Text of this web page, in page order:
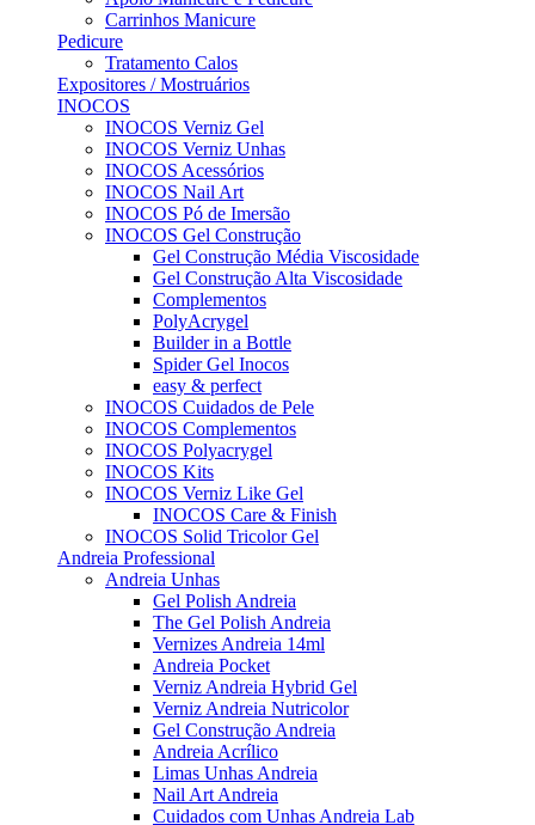
Carrinhos Manicure
Pedicure
Tratamento Calos
Expositores / Mostruários
INOCOS
INOCOS Verniz Gel
INOCOS Verniz Unhas
INOCOS Acessórios
INOCOS Nail Art
INOCOS Pó de Imersão
INOCOS Gel Construção
Gel Construção Média Viscosidade
Gel Construção Alta Viscosidade
Complementos
PolyAcrygel
Builder in a Bottle
Spider Gel Inocos
easy & perfect
INOCOS Cuidados de Pele
INOCOS Complementos
INOCOS Polyacrygel
INOCOS Kits
INOCOS Verniz Like Gel
INOCOS Care & Finish
INOCOS Solid Tricolor Gel
Andreia Professional
Andreia Unhas
Gel Polish Andreia
The Gel Polish Andreia
Vernizes Andreia 14ml
Andreia Pocket
Verniz Andreia Hybrid Gel
Verniz Andreia Nutricolor
Gel Construção Andreia
Andreia Acrílico
Limas Unhas Andreia
Nail Art Andreia
Cuidados com Unhas Andreia Lab